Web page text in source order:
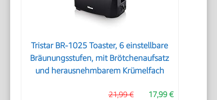
Tristar BR-1025 Toaster, 6 einstellbare
Bräunungsstufen, mit Brötchenaufsatz
und herausnehmbarem Krümelfach
17,99 €
21,99 €